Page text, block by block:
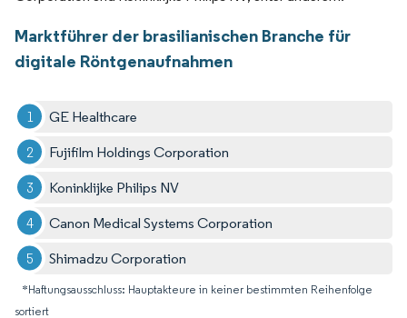
Marktführer der brasilianischen Branche für
digitale Röntgenaufnahmen
GE Healthcare
Fujifilm Holdings Corporation
Koninklijke Philips NV
Canon Medical Systems Corporation
Shimadzu Corporation
*Haftungsausschluss: Hauptakteure in keiner bestimmten Reihenfolge
sortiert